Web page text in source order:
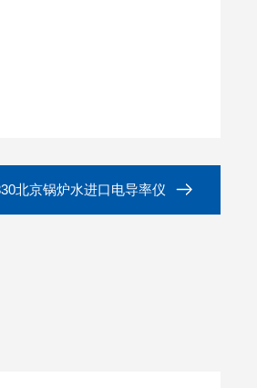
北京锅炉水进口电导率仪